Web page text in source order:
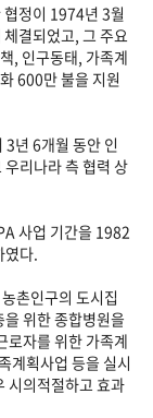
정이 1974년 3월
결되었고, 그 주요
, 인구동태, 가족계
600만 불을 지원
년 6개월 동안 인
리나라 측 협력 상
사업 기간을 1982
다.
촌인구의 도시집
위한 종합병원을
로자를 위한 가족계
계획사업 등을 실시
시의적절하고 효과